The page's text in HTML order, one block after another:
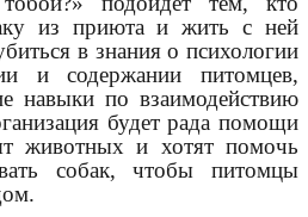
из приюта и жить с ней
в знания о психологии
и содержании питомцев,
навыки по взаимодействию
будет рада помощи
животных и хотят помочь
собак, чтобы питомцы